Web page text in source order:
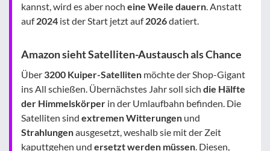
kannst, wird es aber noch eine Weile dauern. Anstatt
auf2024 ist der Start jetzt auf2026datiert.
Amazon sieht Satelliten-Austausch als Chance
Über 3200 Kuiper-Satelliten möchte der Shop-Gigant
ins All schießen. Übernächstes Jahr soll sich die Hälfte
der Himmelskörper in der Umlaufbahn befinden. Die
Satelliten sind extremen Witterungen und
Strahlungenausgesetzt, weshalb sie mit der Zeit
kaputtgehen und ersetzt werden müssen. Diesen,